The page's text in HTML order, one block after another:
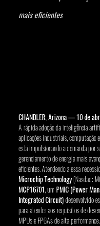
mais eficientes
CHANDLER, Arizona — 10 de
A rápida adoção da inteligência
aplicações industriais, computação
está impulsionando a demanda por
gerenciamento de energia mais
eficientes. Atendendo a essa
Microchip Technology (Nasdaq:
MCP16701, um PMIC (Power
Integrated Circuit) desenvolvido
para atender aos requisitos de
MPUs e FPGAs de alta performance.